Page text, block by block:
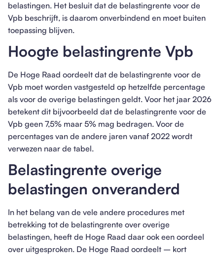
belastingen. Het besluit dat de belastingrente voor de
Vpb beschrijft, is daarom onverbindend en moet buiten
toepassing blijven.
Hoogte belastingrente Vpb
De Hoge Raad oordeelt dat de belastingrente voor de
Vpb moet worden vastgesteld op hetzelfde percentage
als voor de overige belastingen geldt. Voor het jaar 2026
betekent dit bijvoorbeeld dat de belastingrente voor de
Vpb geen 7,5% maar 5% mag bedragen. Voor de
percentages van de andere jaren vanaf 2022 wordt
verwezen naar de tabel.
Belastingrente overige
belastingen onveranderd
In het belang van de vele andere procedures met
betrekking tot de belastingrente over overige
belastingen, heeft de Hoge Raad daar ook een oordeel
over uitgesproken. De Hoge Raad oordeelt – kort